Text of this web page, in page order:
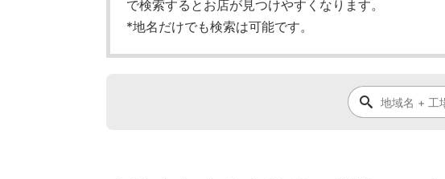
で検索するとお店が見つけやすくなります。
*地名だけでも検索は可能です。